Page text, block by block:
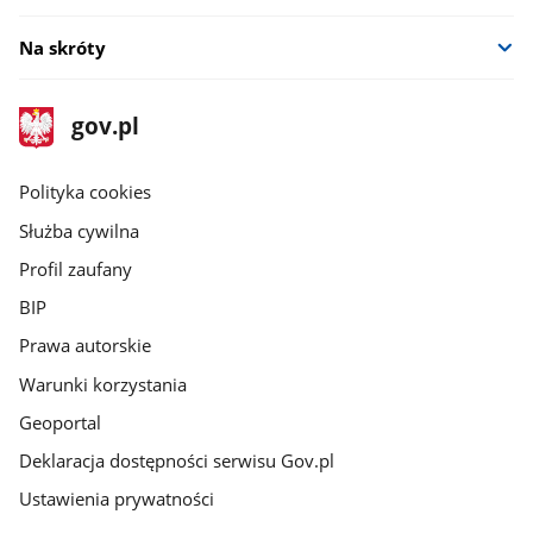
Na skróty
stopka
gov.pl
Strona
gov.pl
gov.pl
Polityka cookies
Służba cywilna
Profil zaufany
BIP
Prawa autorskie
Warunki korzystania
Geoportal
Deklaracja dostępności serwisu Gov.pl
Ustawienia prywatności